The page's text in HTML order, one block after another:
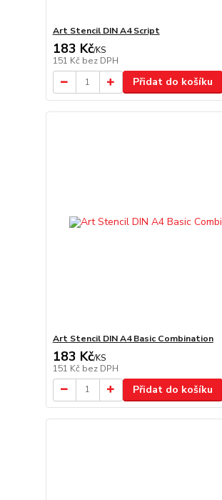
Art Stencil DIN A4 Script
183 Kč/KS
151 Kč bez DPH
Přidat do košíku
Art Stencil DIN A4 Basic Combination
183 Kč/KS
151 Kč bez DPH
Přidat do košíku